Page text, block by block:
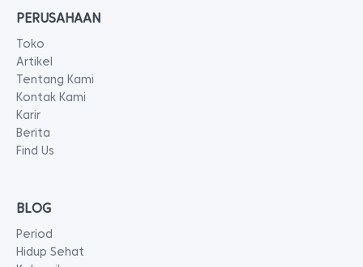
PERUSAHAAN
Toko
Artikel
Tentang Kami
Kontak Kami
Karir
Berita
Find Us
BLOG
Period
Hidup Sehat